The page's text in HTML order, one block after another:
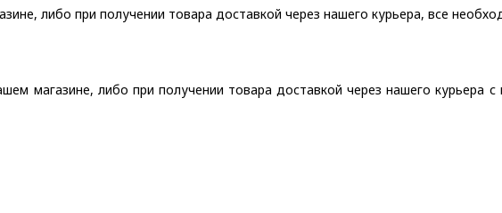
либо при получении товара доставкой через нашего курьера, все
магазине, либо при получении товара доставкой через нашего